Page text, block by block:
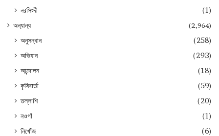
নরসিংদী (1)
অন্যান্য (2,964)
অনুসন্ধান
(258)
অভিযান
(293)
আন্দোলন
(18)
কৃষিবার্তা
(59)
তল্লাশি
(20)
নওগাঁ
(1)
নিখোঁজ
(6)